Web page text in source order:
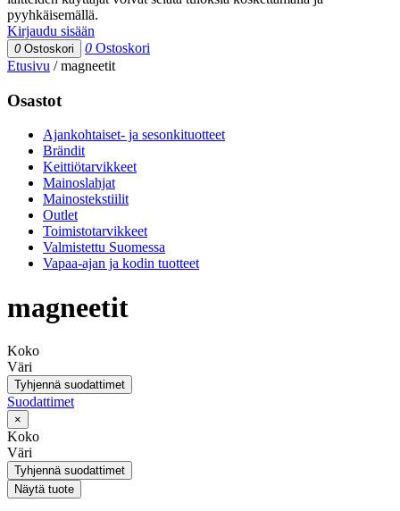
pyyhkäisemällä.
Kirjaudu sisään
0 Ostoskori 0 Ostoskori
Etusivu /magneetit
Osastot
Ajankohtaiset- ja sesonkituotteet
Brändit
Keittiötarvikkeet
Mainoslahjat
Mainostekstiilit
Outlet
Toimistotarvikkeet
Valmistettu Suomessa
Vapaa-ajan ja kodin tuotteet
magneetit
Koko
Väri
Tyhjennä suodattimet
Suodattimet
×
Koko
Väri
Tyhjennä suodattimet
Näytä tuote